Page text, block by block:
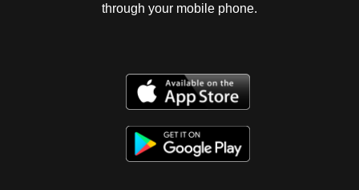
through your mobile phone.